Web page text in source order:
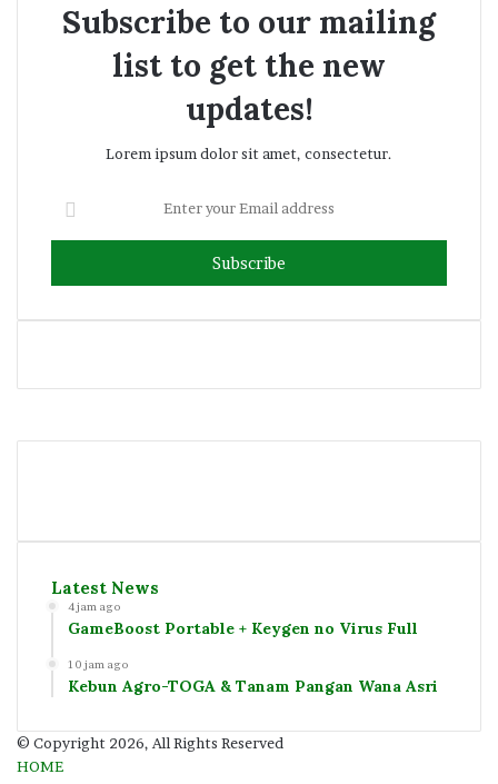
Subscribe to our mailing
list to get the new
updates!
Lorem ipsum dolor sit amet, consectetur.
your
Email
Latest News
4 jam ago
GameBoost Portable + Keygen no Virus Full
10 jam ago
Kebun Agro-TOGA & Tanam Pangan Wana Asri
© Copyright 2026, All Rights Reserved
HOME